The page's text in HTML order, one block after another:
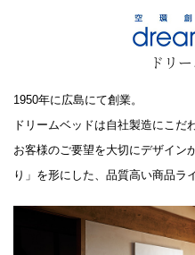
ドリ
1950年に広島にて創業。
ドリームベッドは自社製造にこだ
お客様のご要望を大切にデザイン
り」を形にした、品質高い商品ラ